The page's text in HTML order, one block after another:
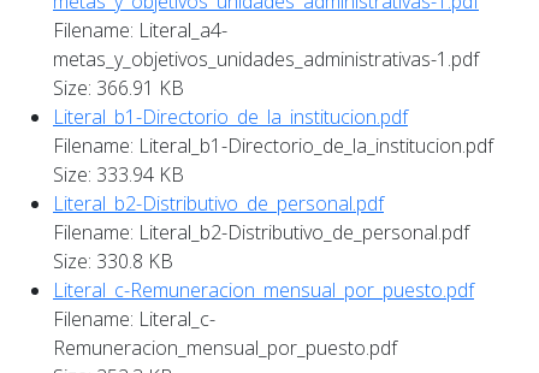
Filename: Literal_a4-
metas_y_objetivos_unidades_administrativas-1.pdf
Size: 366.91 KB
Literal_b1-Directorio_de_la_institucion.pdf
Filename: Literal_b1-Directorio_de_la_institucion.pdf
Size: 333.94 KB
Literal_b2-Distributivo_de_personal.pdf
Filename: Literal_b2-Distributivo_de_personal.pdf
Size: 330.8 KB
Literal_c-Remuneracion_mensual_por_puesto.pdf
Filename: Literal_c-
Remuneracion_mensual_por_puesto.pdf